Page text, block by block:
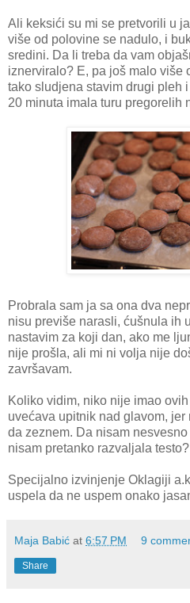
Ali keksići su mi se pretvorili u
više od polovine se nadulo, i
sredini. Da li treba da vam
iznerviralo? E, pa još malo više
tako sludjena stavim drugi pleh
20 minuta imala turu pregorelih
Probrala sam ja sa ona dva
nisu previše narasli, ćušnula ih
nastavim za koji dan, ako me
nije prošla, ali mi ni volja nije
završavam.
Koliko vidim, niko nije imao
uvećava upitnik nad glavom,
da zeznem. Da nisam
nisam pretanko razvaljala testo?
Specijalno izvinjenje Oklagiji
uspela da ne uspem onako
Maja Babić at 6:57 PM 9
Share